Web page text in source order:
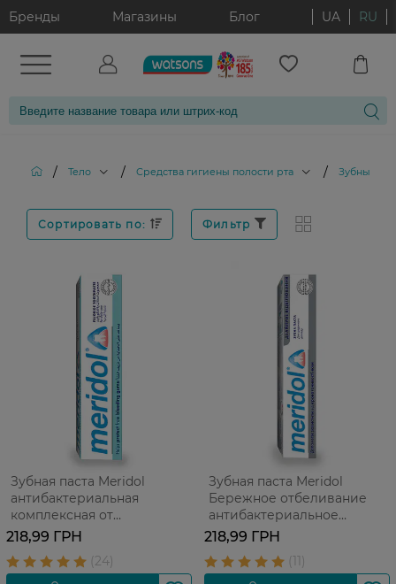
Бренды Магазины Блог UA RU
/ Тело / Средства гигиены полости рта / Зубные
Сортировать по: Фильтр
Зубная паста Meridol
антибактериальная
комплексная от
кровоточивости десен 75
218,99 ГРН
Зубная паста Meridol
Бережное отбеливание
антибактериальное
комплексное от
кровоточивости десен 75
мл
218,99 ГРН